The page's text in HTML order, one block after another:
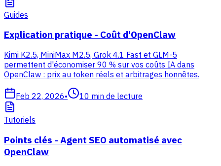
Guides
Explication pratique - Coût d'OpenClaw
Kimi K2.5, MiniMax M2.5, Grok 4.1 Fast et GLM-5
permettent d'économiser 90 % sur vos coûts IA dans
OpenClaw : prix au token réels et arbitrages honnêtes.
Feb 22, 2026• 10 min de lecture
Tutoriels
Points clés - Agent SEO automatisé avec
OpenClaw